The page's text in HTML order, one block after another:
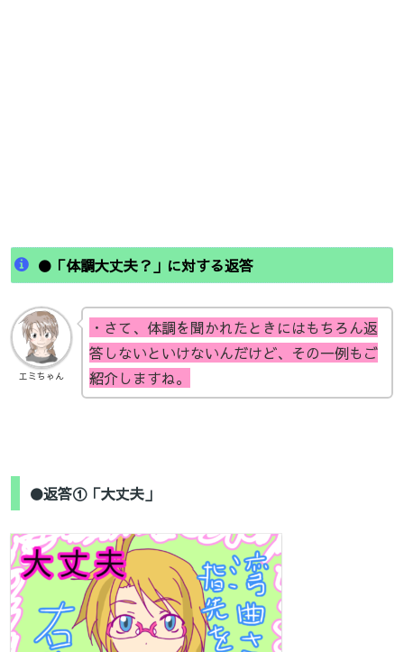
●「体調大丈夫？」に対する返答
エミちゃん
・さて、体調を聞かれたときにはもちろん返
答しないといけないんだけど、その一例もご
紹介しますね。
●返答①「大丈夫」